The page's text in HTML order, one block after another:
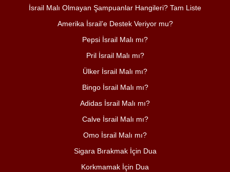
İsrail Malı Olmayan Şampuanlar Hangileri? Tam Liste
Amerika İsrail’e Destek Veriyor mu?
Pepsi İsrail Malı mı?
Pril İsrail Malı mı?
Ülker İsrail Malı mı?
Bingo İsrail Malı mı?
Adidas İsrail Malı mı?
Calve İsrail Malı mı?
Omo İsrail Malı mı?
Sigara Bırakmak İçin Dua
Korkmamak İçin Dua